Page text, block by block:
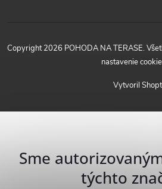
Vytvoril
Copyright 2026 POHODA NA TERASE.
nastavenie
Sme
týchto